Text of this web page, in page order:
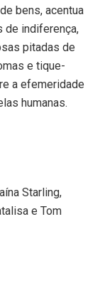
bens, acentua
de indiferença,
pitadas de
e tique-
a efemeridade
humanas.
Starling,
e Tom